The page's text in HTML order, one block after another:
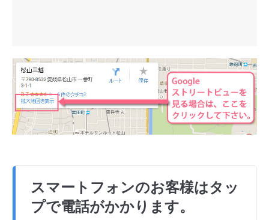
スマートフォンのお客様はタッ
プで電話がかかります。